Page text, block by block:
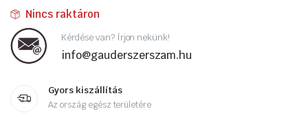
Nincs raktáron
Kérdése van? Írjon nekünk!
info@gauderszerszam.hu
Gyors kiszállítás
Az ország egész területére